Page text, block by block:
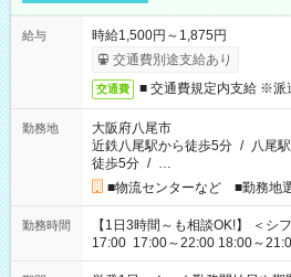
給与
時給1,500円～1,875円
交通費別途支給あり
交通費 ■ 交通費規定内支給 ※派
勤務地
大阪府八尾市
近鉄八尾駅から徒歩5分 / 八尾
徒歩5分 / …
■物流センターなど ■勤務地
勤務時間
【1日3時間～も相談OK!】 ＜シフト例＞ 9:00～12:00 12:00～
17:00 17:00～22:00 18:00～21:00 など こちら以外
お気軽にご相談ください！